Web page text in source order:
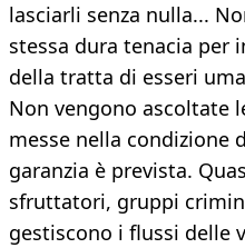
lasciarli senza nulla...
stessa dura tenacia per
della tratta di esseri
Non vengono ascoltate
messe nella condizione
garanzia è prevista.
sfruttatori, gruppi
gestiscono i flussi delle